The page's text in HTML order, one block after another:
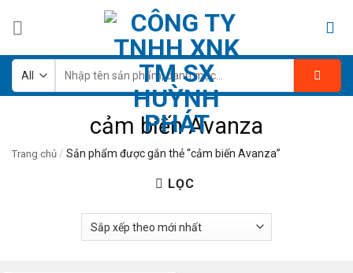
kiếm:
cảm biến Avanza
Trang chủ / Sản phẩm được gắn thẻ “cảm biến Avanza”
LỌC